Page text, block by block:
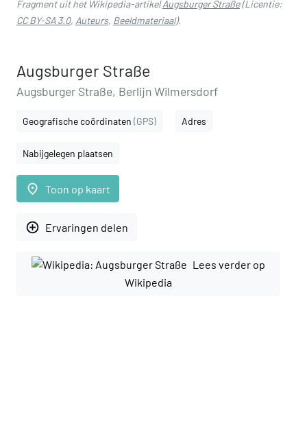
Fragment uit het Wikipedia-artikelAugsburger Straße(Licentie:
CC BY-SA 3.0, Auteurs, Beeldmateriaal).
Augsburger Straße
Augsburger Straße, Berlijn Wilmersdorf
Geografische coördinaten (GPS) Adres
Nabijgelegen plaatsen
place Toon op kaart
add_circle_outline Ervaringen delen
Lees verder op
Wikipedia